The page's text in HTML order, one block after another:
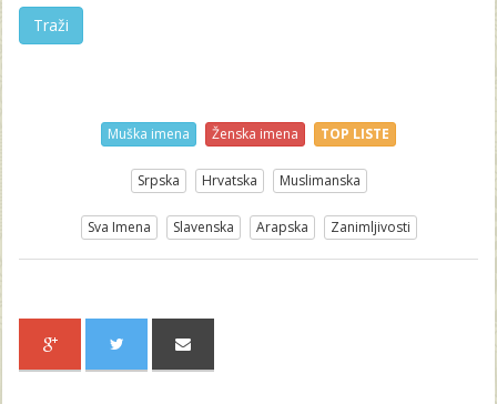
Traži
Muška imena Ženska imena TOP LISTE
Srpska Hrvatska Muslimanska
Sva Imena Slavenska Arapska Zanimljivosti